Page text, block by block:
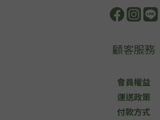
顧客服務
會員權益
運送政策
付款方式